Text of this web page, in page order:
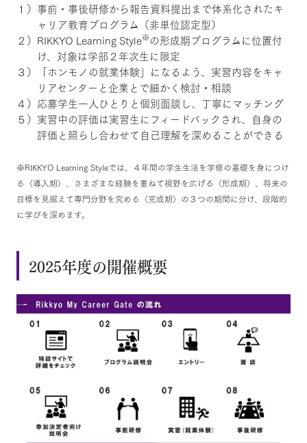
１）事前・事後研修から報告資料提出まで体系化されたキ
ャリア教育プログラム（非単位認定型）
２）RIKKYO Learning Style※の形成期プログラムに位置付
け、対象は学部２年次生に限定
３）「ホンモノの就業体験」になるよう、実習内容をキャ
リアセンターと企業とで細かく検討・相談
４）応募学生一人ひとりと個別面談し、丁寧にマッチング
５）実習中の評価は実習生にフィードバックされ、自身の
評価と照らし合わせて自己理解を深めることができる
※RIKKYO Learning Styleでは、４年間の学生生活を学修の基礎を身につけ
る〈導入期〉、さまざまな経験を重ねて視野を広げる〈形成期〉、将来の
目標を見据えて専門分野を究める〈完成期〉の３つの期間に分け、段階的
に学びを深めます。
2025年度の開催概要